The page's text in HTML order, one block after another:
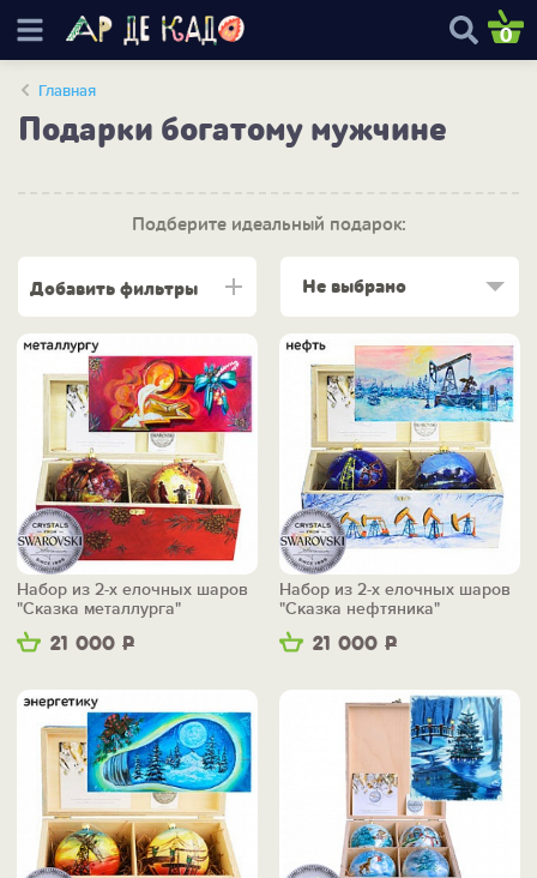
0
Главная
Подарки богатому мужчине
Подберите идеальный подарок:
Добавить фильтры Не выбрано
21 000 Р
Набор из 2-х елочных шаров
"Сказка металлурга"
21 000 Р
Набор из 2-х елочных шаров
"Сказка нефтяника"